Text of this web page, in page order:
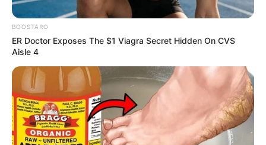
BOOSTARO
ER Doctor Exposes The $1 Viagra Secret Hidden On CVS
Aisle 4